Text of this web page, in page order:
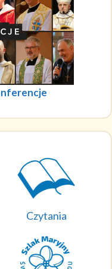
Czytania